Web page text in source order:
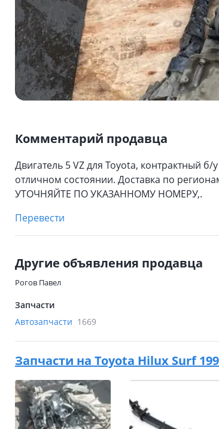
Комментарий продавца
Двигатель 5 VZ для Toyota, контрактный
отличном состоянии. Доставка по
УТОЧНЯЙТЕ ПО УКАЗАННОМУ НОМЕРУ,.
Перевести
Другие объявления продавца
Рогов Павел
Запчасти
Автозапчасти 1669
Запчасти на Toyota Hilux Surf